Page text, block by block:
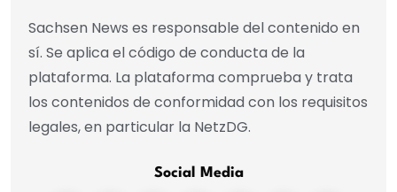
Sachsen News es responsable del contenido en
sí. Se aplica el código de conducta de la
plataforma. La plataforma comprueba y trata
los contenidos de conformidad con los requisitos
legales, en particular la NetzDG.
Social Media